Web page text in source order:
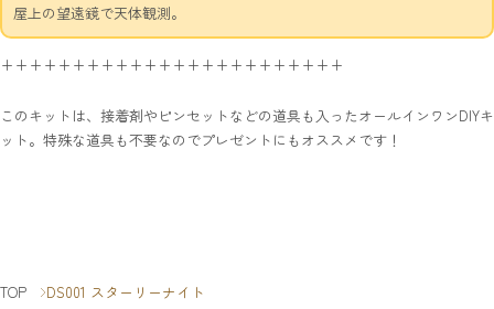
屋上の望遠鏡で天体観測。
++++++++++++++++++++++++
このキットは、接着剤やピンセットなどの道具も入ったオールインワンDIYキ
ット。特殊な道具も不要なのでプレゼントにもオススメです！
TOP DS001 スターリーナイト